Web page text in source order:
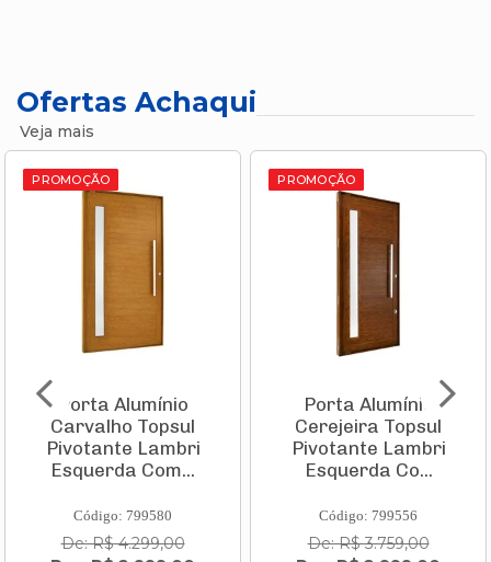
Ofertas Achaqui
Veja mais
PROMOÇÃO
Porta Alumínio
Carvalho Topsul
Pivotante Lambri
Esquerda Com...
Código: 799580
De: R$ 4.299,00
PROMOÇÃO
Porta Alumínio
Cerejeira Topsul
Pivotante Lambri
Esquerda Co...
Código: 799556
De: R$ 3.759,00